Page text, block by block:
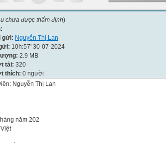
chưa được thẩm định)
gửi: Nguyễn Thị Lan
10h:57' 30-07-2024
2.9 MB
tải: 320
thích: 0 người
Nguyễn Thị Lan
năm 202